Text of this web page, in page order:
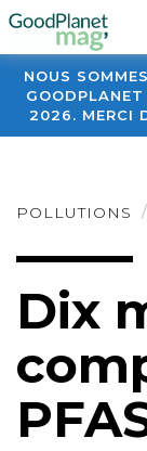
NOUS
2026. MERCI
POLLUTIONS
Dix